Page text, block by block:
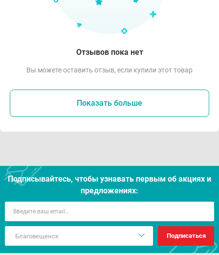
Отзывов пока нет
Вы можете оставить отзыв, если купили этот товар
Показать больше
Подписывайтесь, чтобы узнавать первым об акцияx и
предложениях:
Подписаться